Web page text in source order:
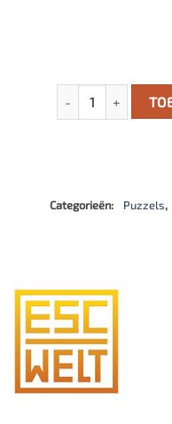
IQube Dark aantal
Categorieën:
Puzzels,